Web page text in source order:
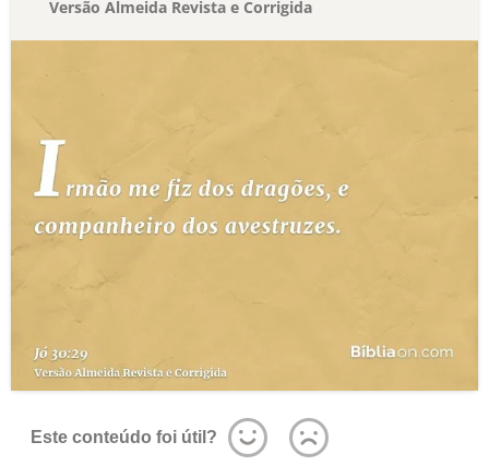
Versão Almeida Revista e Corrigida
Este conteúdo foi útil?